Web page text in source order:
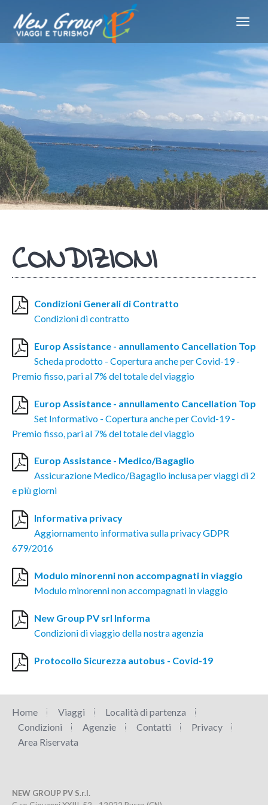
CONDIZIONI
Condizioni Generali di Contratto
Condizioni di contratto
Europ Assistance - annullamento Cancellation Top
Scheda prodotto - Copertura anche per Covid-19 -
Premio fisso, pari al 7% del totale del viaggio
Europ Assistance - annullamento Cancellation Top
Set Informativo - Copertura anche per Covid-19 -
Premio fisso, pari al 7% del totale del viaggio
Europ Assistance - Medico/Bagaglio
Assicurazione Medico/Bagaglio inclusa per viaggi di 2
e più giorni
Informativa privacy
Aggiornamento informativa sulla privacy GDPR
679/2016
Modulo minorenni non accompagnati in viaggio
Modulo minorenni non accompagnati in viaggio
New Group PV srl Informa
Condizioni di viaggio della nostra agenzia
Protocollo Sicurezza autobus - Covid-19
Home Viaggi
Località di partenza
Condizioni
Agenzie Contatti
Privacy
Area Riservata
NEW GROUP PV S.r.l.